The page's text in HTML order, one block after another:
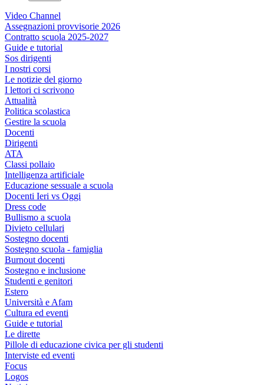
Video Channel
Assegnazioni provvisorie 2026
Contratto scuola 2025-2027
Guide e tutorial
Sos dirigenti
I nostri corsi
Le notizie del giorno
I lettori ci scrivono
Attualità
Politica scolastica
Gestire la scuola
Docenti
Dirigenti
ATA
Classi pollaio
Intelligenza artificiale
Educazione sessuale a scuola
Docenti Ieri vs Oggi
Dress code
Bullismo a scuola
Divieto cellulari
Sostegno docenti
Sostegno scuola - famiglia
Burnout docenti
Sostegno e inclusione
Studenti e genitori
Estero
Università e Afam
Cultura ed eventi
Guide e tutorial
Le dirette
Pillole di educazione civica per gli studenti
Interviste ed eventi
Focus
Logos